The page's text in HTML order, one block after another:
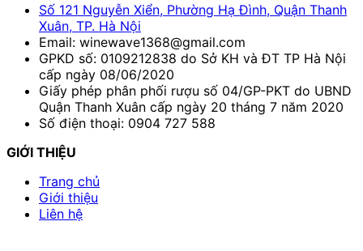
Số 121 Nguyễn Xiển, Phường Hạ Đình, Quận Thanh
Xuân, TP. Hà Nội
Email: winewave1368@gmail.com
GPKD số: 0109212838 do Sở KH và ĐT TP Hà Nội
cấp ngày 08/06/2020
Giấy phép phân phối rượu số 04/GP-PKT do UBND
Quận Thanh Xuân cấp ngày 20 tháng 7 năm 2020
Số điện thoại: 0904 727 588
GIỚI THIỆU
Trang chủ
Giới thiệu
Liên hệ